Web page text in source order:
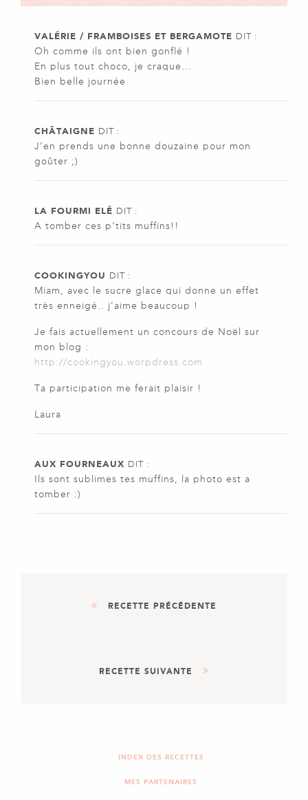
VALÉRIE / FRAMBOISES ET BERGAMOTE DIT :
Oh comme ils ont bien gonflé !
En plus tout choco, je craque…
Bien belle journée
CHÂTAIGNE DIT :
J’en prends une bonne douzaine pour mon
goûter ;)
LA FOURMI ELÉ DIT :
A tomber ces p’tits muffins!!
COOKINGYOU DIT :
Miam, avec le sucre glace qui donne un effet
très enneigé.. j’aime beaucoup !
Je fais actuellement un concours de Noël sur
mon blog :
http://cookingyou.worpdress.com
Ta participation me ferait plaisir !
Laura
AUX FOURNEAUX DIT :
Ils sont sublimes tes muffins, la photo est a
tomber :)
RECETTE PRÉCÉDENTE
ENCORNETS AUX 3
RECETTE SUIVANTE
INDEX DES RECETTES
MES PARTENAIRES